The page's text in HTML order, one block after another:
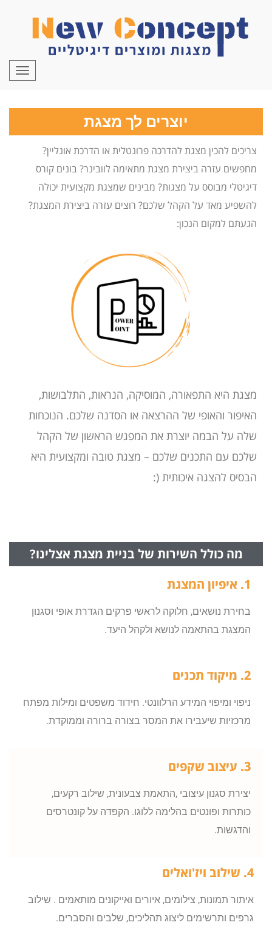
תפריט
יוצרים לך מצגת
צריכים להכין מצגת להדרכה פרונטלית או הדרכת אונליין?
מחפשים עזרה ביצירת מצגת מתאימה לוובינר? בונים קורס
דיגיטלי מבוסס על מצגות? מבינים שמצגת מקצועית יכולה
להשפיע מאד על הקהל שלכם? רוצים עזרה ביצירת המצגת?
הגעתם למקום הנכון:
מצגת היא התפאורה, המוסיקה, הנראות, התלבושות,
האיפור והאופי של ההרצאה או הסדנה שלכם. הנוכחות
שלה על הבמה יוצרת את המפגש הראשון של הקהל
שלכם עם התכנים שלכם – מצגת טובה ומקצועית היא
הבסיס להצגה איכותית (:
מה כולל השירות של בניית מצגת אצלינו?
1. איפיון המצגת
בחירת נושאים, חלוקה לראשי פרקים הגדרת אופי וסגנון
המצגת בהתאמה לנושא ולקהל היעד.
2. מיקוד תכנים
ניפוי ומיפוי המידע הרלוונטי. חידוד משפטים ומילות מפתח
מרכזיות שיעבירו את המסר בצורה ברורה וממוקדת.
3. עיצוב שקפים
יצירת סגנון עיצובי ,התאמת צבעונית, שילוב רקעים,
כותרות ופונטים בהלימה ללוגו. הקפדה על קונטרסים
והדגשות.
4. שילוב ויז'ואלים
איתור תמונות, צילומים, איורים ואייקונים מותאמים . שילוב
גרפים ותרשימים ליצוג תהליכים, שלבים והסברים.